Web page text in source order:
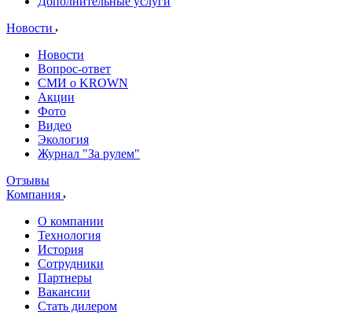
Новости
Новости
Вопрос-ответ
СМИ о KROWN
Акции
Фото
Видео
Экология
Журнал "За рулем"
Отзывы
Компания
О компании
Технология
История
Сотрудники
Партнеры
Вакансии
Стать дилером